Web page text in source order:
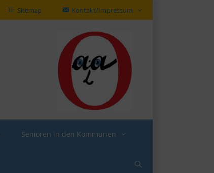
Sitemap Kontakt/Impressum
Senioren in den Kommunen